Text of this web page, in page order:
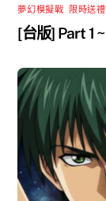
夢幻模擬戰 限時送
[台版] Part 1